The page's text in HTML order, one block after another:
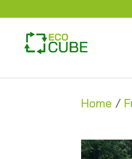
Home /